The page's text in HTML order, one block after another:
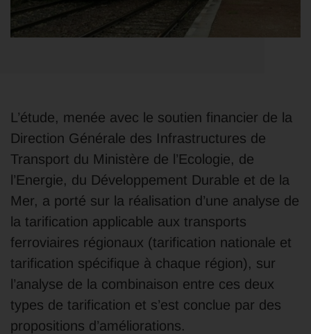
L’étude, menée avec le soutien financier de la
Direction Générale des Infrastructures de
Transport du Ministère de l’Ecologie, de
l’Energie, du Développement Durable et de la
Mer, a porté sur la réalisation d’une analyse de
la tarification applicable aux transports
ferroviaires régionaux (tarification nationale et
tarification spécifique à chaque région), sur
l’analyse de la combinaison entre ces deux
types de tarification et s’est conclue par des
propositions d’améliorations.